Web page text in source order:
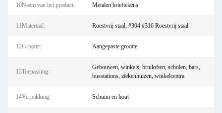
10Naam van het product: Metalen brieftekens
11Materiaal: Roestvrij staal, #304 #316 Roestvrij staal
12Grootte: Aangepaste grootte
13Toepassing:
Gebouwen, winkels, bruiloften, scholen, bars,
busstations, ziekenhuizen, winkelcentra
14Verpakking: Schuim en hout